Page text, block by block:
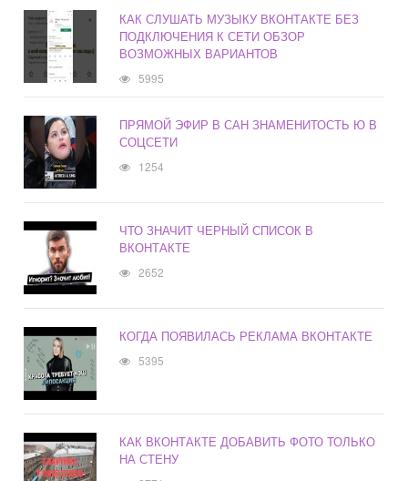
КАК СЛУШАТЬ МУЗЫКУ ВКОНТАКТЕ БЕЗ
ПОДКЛЮЧЕНИЯ К СЕТИ ОБЗОР
ВОЗМОЖНЫХ ВАРИАНТОВ
5995
ПРЯМОЙ ЭФИР В САН ЗНАМЕНИТОСТЬ Ю В
СОЦСЕТИ
1254
ЧТО ЗНАЧИТ ЧЕРНЫЙ СПИСОК В
ВКОНТАКТЕ
2652
КОГДА ПОЯВИЛАСЬ РЕКЛАМА ВКОНТАКТЕ
5395
КАК ВКОНТАКТЕ ДОБАВИТЬ ФОТО ТОЛЬКО
НА СТЕНУ